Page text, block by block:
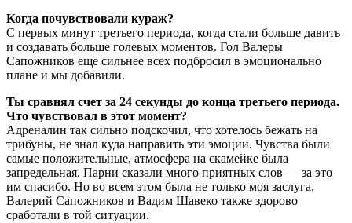
Когда почувствовали кураж?
С первых минут третьего периода, когда стали больше давить
и создавать больше голевых моментов. Гол Валеры
Сапожников еще сильнее всех подбросил в эмоционально
плане и мы добавили.
Ты сравнял счет за 24 секунды до конца третьего периода.
Что чувствовал в этот момент?
Адреналин так сильно подскочил, что хотелось бежать на
трибуны, не знал куда направить эти эмоции. Чувства были
самые положительные, атмосфера на скамейке была
запредельная. Парни сказали много приятных слов — за это
им спасибо. Но во всем этом была не только моя заслуга,
Валерий Сапожников и Вадим Шавеко также здорово
сработали в той ситуации.